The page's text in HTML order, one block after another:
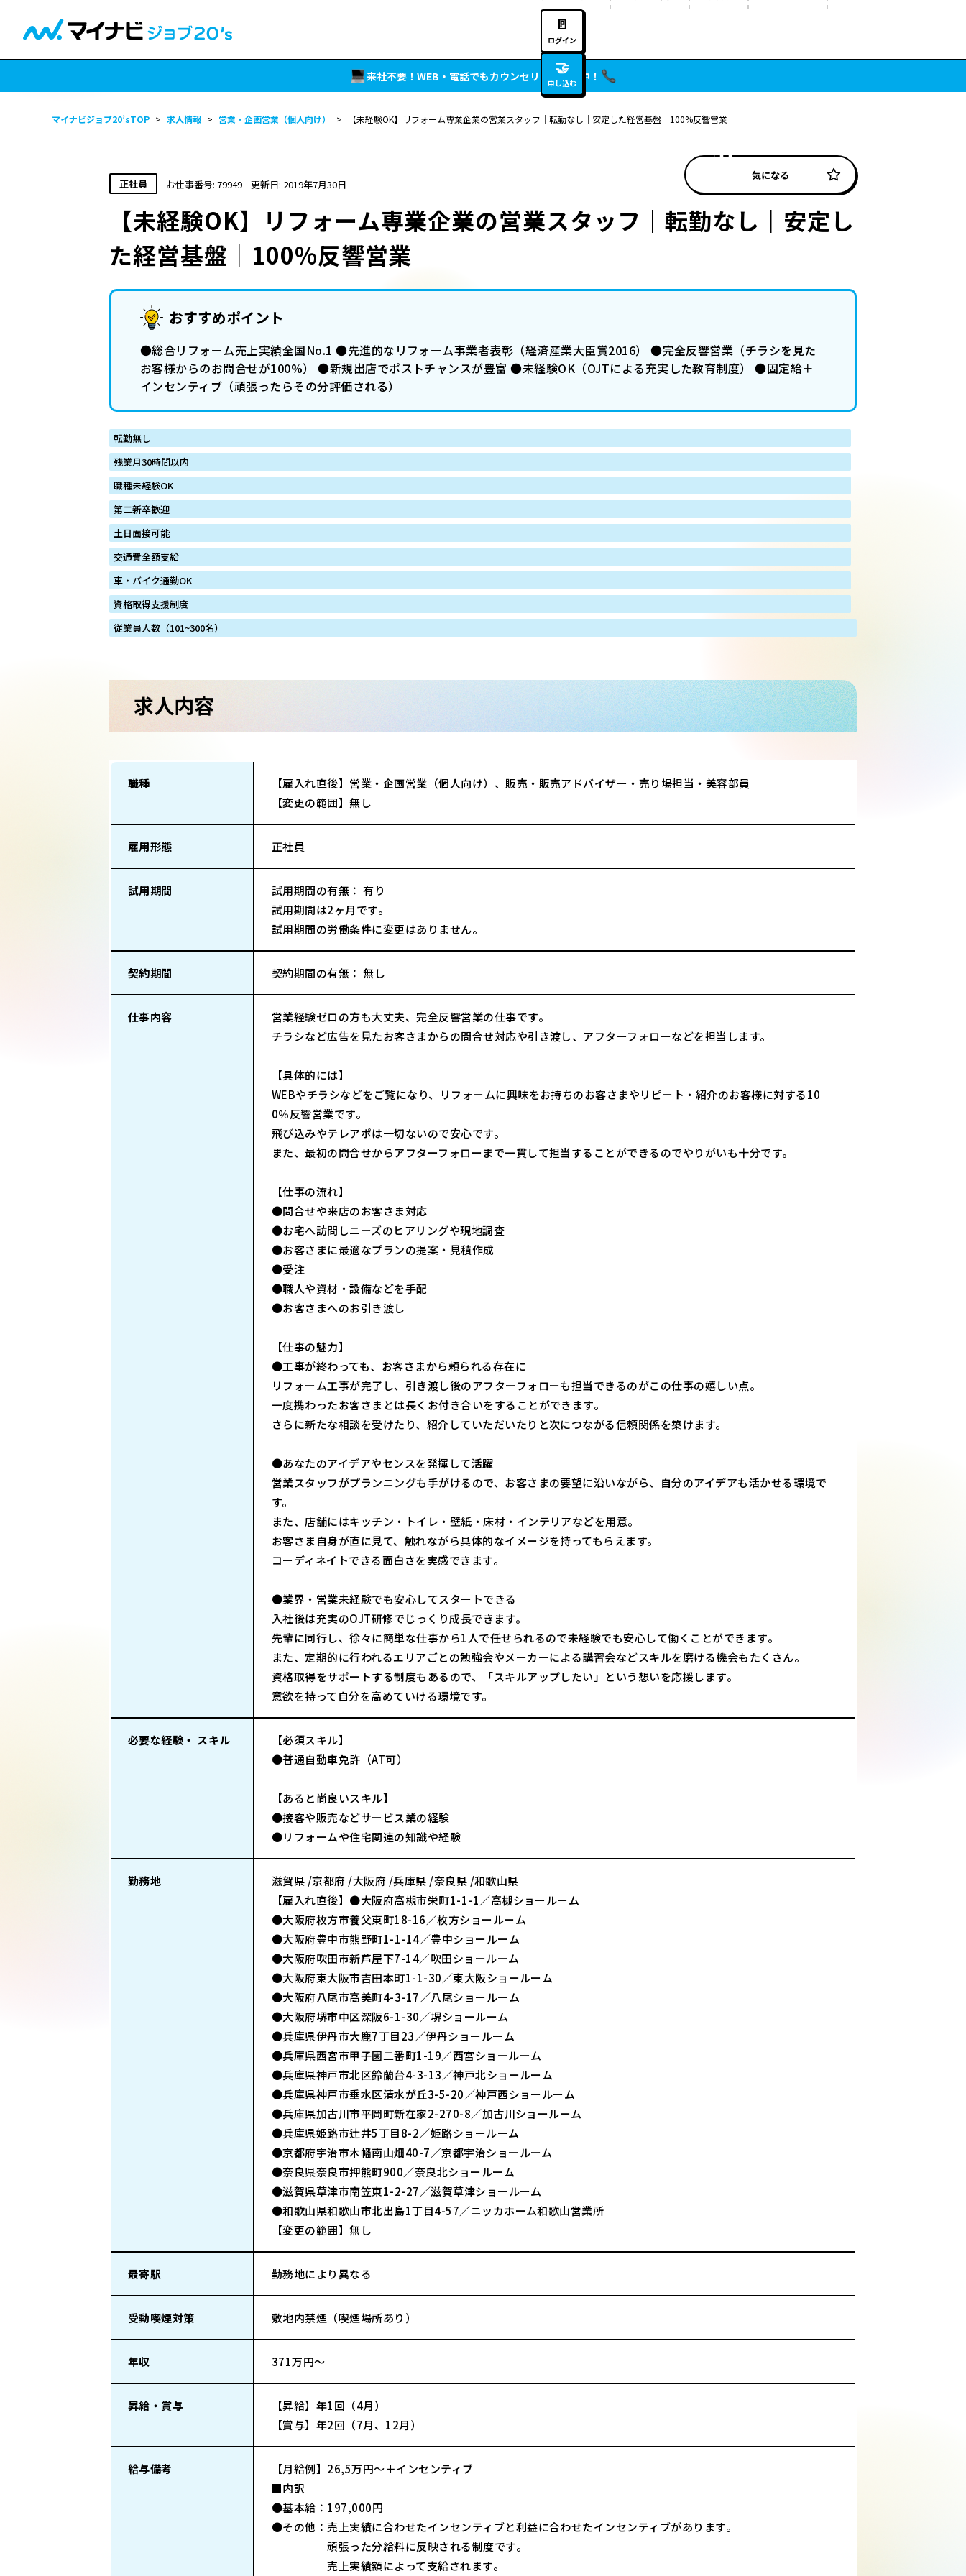
🚪
ログイン
🤝
申し込む
来社不要！WEB・電話でもカウンセリング実施中！
マイナビジョブ20’sTOP > 求人情報 > 営業・企画営業（個人向け） > 【未経験OK】リフォーム専業企業の営業スタッフ｜転勤なし｜安定した経営基盤｜100%反響営業
正社員 お仕事番号: 79949 更新日: 2019年7月30日
気になる
【未経験OK】リフォーム専業企業の営業スタッフ｜転勤なし｜安定し
た経営基盤｜100%反響営業
おすすめポイント
●総合リフォーム売上実績全国No.1 ●先進的なリフォーム事業者表彰（経済産業大臣賞2016） ●完全反響営業（チラシを見た
お客様からのお問合せが100%） ●新規出店でポストチャンスが豊富 ●未経験OK（OJTによる充実した教育制度） ●固定給＋
インセンティブ（頑張ったらその分評価される）
転勤無し
残業月30時間以内
職種未経験OK
第二新卒歓迎
土日面接可能
交通費全額支給
車・バイク通勤OK
資格取得支援制度
従業員人数（101~300名）
求人内容
職種
【雇入れ直後】営業・企画営業（個人向け）、販売・販売アドバイザー・売り場担当・美容部員
【変更の範囲】無し
雇用形態 正社員
試用期間
試用期間の有無： 有り
試用期間は2ヶ月です。
試用期間の労働条件に変更はありません。
契約期間 契約期間の有無： 無し
仕事内容
営業経験ゼロの方も大丈夫、完全反響営業の仕事です。
チラシなど広告を見たお客さまからの問合せ対応や引き渡し、アフターフォローなどを担当します。
【具体的には】
WEBやチラシなどをご覧になり、リフォームに興味をお持ちのお客さまやリピート・紹介のお客様に対する10
0％反響営業です。
飛び込みやテレアポは一切ないので安心です。
また、最初の問合せからアフターフォローまで一貫して担当することができるのでやりがいも十分です。
【仕事の流れ】
●問合せや来店のお客さま対応
●お宅へ訪問しニーズのヒアリングや現地調査
●お客さまに最適なプランの提案・見積作成
●受注
●職人や資材・設備などを手配
●お客さまへのお引き渡し
【仕事の魅力】
●工事が終わっても、お客さまから頼られる存在に
リフォーム工事が完了し、引き渡し後のアフターフォローも担当できるのがこの仕事の嬉しい点。
一度携わったお客さまとは長くお付き合いをすることができます。
さらに新たな相談を受けたり、紹介していただいたりと次につながる信頼関係を築けます。
●あなたのアイデアやセンスを発揮して活躍
営業スタッフがプランニングも手がけるので、お客さまの要望に沿いながら、自分のアイデアも活かせる環境で
す。
また、店舗にはキッチン・トイレ・壁紙・床材・インテリアなどを用意。
お客さま自身が直に見て、触れながら具体的なイメージを持ってもらえます。
コーディネイトできる面白さを実感できます。
●業界・営業未経験でも安心してスタートできる
入社後は充実のOJT研修でじっくり成長できます。
先輩に同行し、徐々に簡単な仕事から1人で任せられるので未経験でも安心して働くことができます。
また、定期的に行われるエリアごとの勉強会やメーカーによる講習会などスキルを磨ける機会もたくさん。
資格取得をサポートする制度もあるので、「スキルアップしたい」という想いを応援します。
意欲を持って自分を高めていける環境です。
必要な経験・ スキル
【必須スキル】
●普通自動車免許（AT可）
【あると尚良いスキル】
●接客や販売などサービス業の経験
●リフォームや住宅関連の知識や経験
勤務地
滋賀県 /京都府 /大阪府 /兵庫県 /奈良県 /和歌山県
【雇入れ直後】●大阪府高槻市栄町1-1-1／高槻ショールーム
●大阪府枚方市養父東町18-16／枚方ショールーム
●大阪府豊中市熊野町1-1-14／豊中ショールーム
●大阪府吹田市新芦屋下7-14／吹田ショールーム
●大阪府東大阪市吉田本町1-1-30／東大阪ショールーム
●大阪府八尾市高美町4-3-17／八尾ショールーム
●大阪府堺市中区深阪6-1-30／堺ショールーム
●兵庫県伊丹市大鹿7丁目23／伊丹ショールーム
●兵庫県西宮市甲子園二番町1-19／西宮ショールーム
●兵庫県神戸市北区鈴蘭台4-3-13／神戸北ショールーム
●兵庫県神戸市垂水区清水が丘3-5-20／神戸西ショールーム
●兵庫県加古川市平岡町新在家2-270-8／加古川ショールーム
●兵庫県姫路市辻井5丁目8-2／姫路ショールーム
●京都府宇治市木幡南山畑40-7／京都宇治ショールーム
●奈良県奈良市押熊町900／奈良北ショールーム
●滋賀県草津市南笠東1-2-27／滋賀草津ショールーム
●和歌山県和歌山市北出島1丁目4-57／ニッカホーム和歌山営業所
【変更の範囲】無し
最寄駅 勤務地により異なる
受動喫煙対策 敷地内禁煙（喫煙場所あり）
年収 371万円～
昇給・賞与
【昇給】年1回（4月）
【賞与】年2回（7月、12月）
給与備考
【月給例】26,5万円～＋インセンティブ
■内訳
●基本給：197,000円
●その他：売上実績に合わせたインセンティブと利益に合わせたインセンティブがあります。
頑張った分給料に反映される制度です。
売上実績額によって支給されます。